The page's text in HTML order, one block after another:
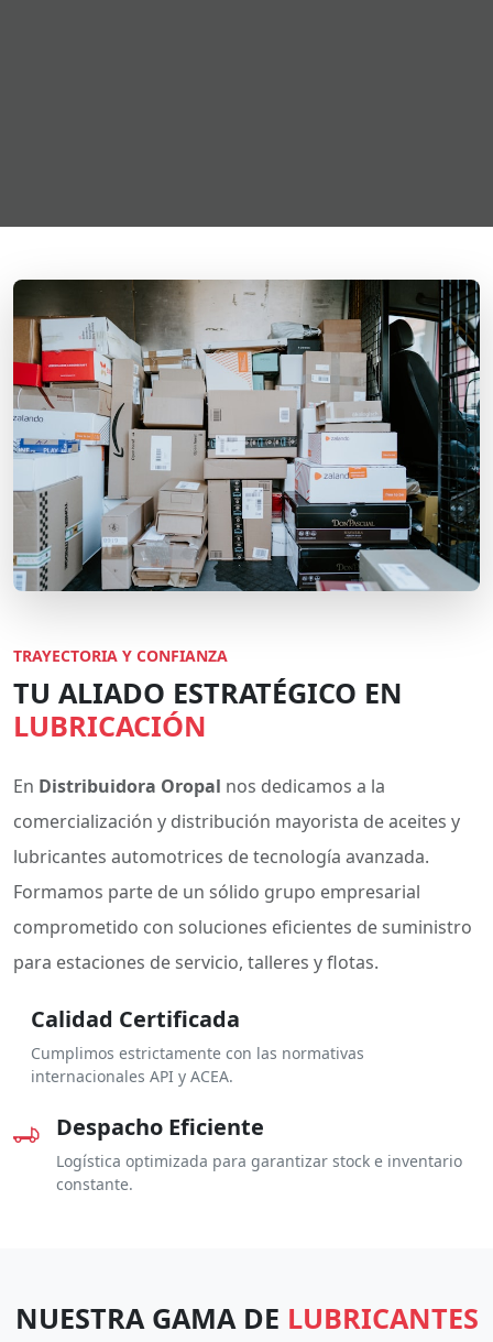
TRAYECTORIA Y CONFIANZA
TU ALIADO ESTRATÉGICO EN
LUBRICACIÓN
En Distribuidora Oropal nos dedicamos a la
comercialización y distribución mayorista de aceites y
lubricantes automotrices de tecnología avanzada.
Formamos parte de un sólido grupo empresarial
comprometido con soluciones eficientes de suministro
para estaciones de servicio, talleres y flotas.
Calidad Certificada
Cumplimos estrictamente con las normativas
internacionales API y ACEA.
Despacho Eficiente
Logística optimizada para garantizar stock e inventario
constante.
NUESTRA GAMA DE LUBRICANTES